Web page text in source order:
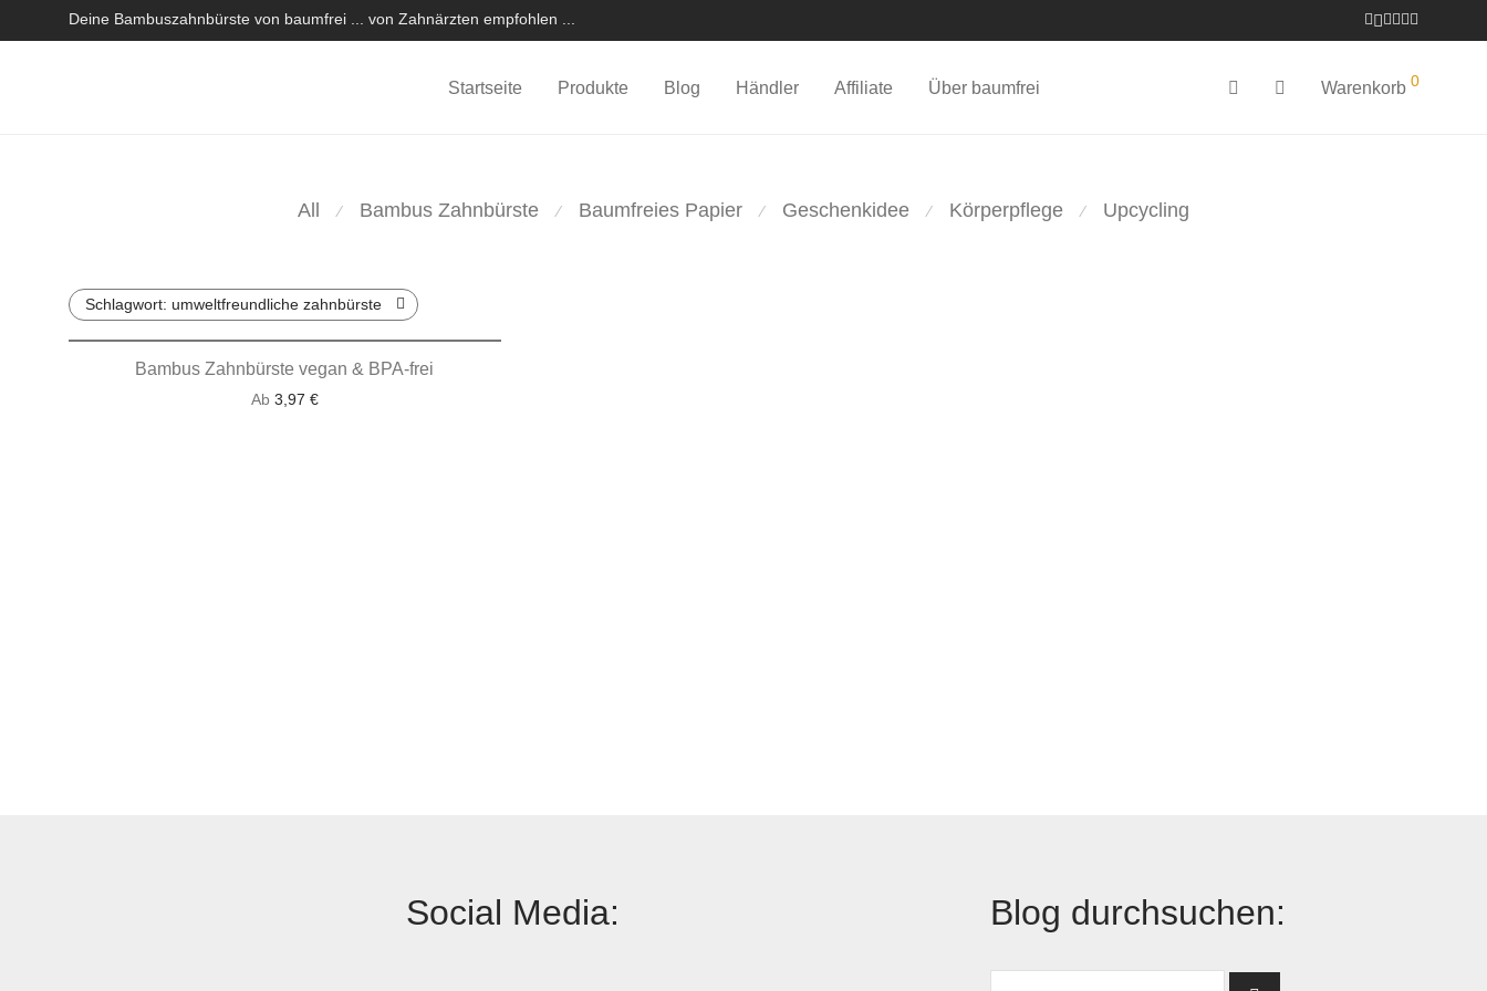
Deine Bambuszahnbürste von baumfrei ... von Zahnärzten empfohlen ...
Startseite Produkte Blog Händler Affiliate Über baumfrei Warenkorb 0
All ⁄ Bambus Zahnbürste ⁄ Baumfreies Papier ⁄ Geschenkidee ⁄ Körperpflege ⁄ Upcycling
Schlagwort: umweltfreundliche zahnbürste
Bambus Zahnbürste vegan & BPA-frei
Ab 3,97 €
Social Media: Blog durchsuchen: